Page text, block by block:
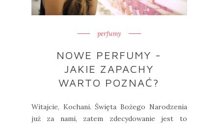
perfumy
NOWE PERFUMY -
JAKIE ZAPACHY
WARTO POZNAĆ?
Witajcie, Kochani. Święta Bożego Narodzenia
już za nami, zatem zdecydowanie jest to